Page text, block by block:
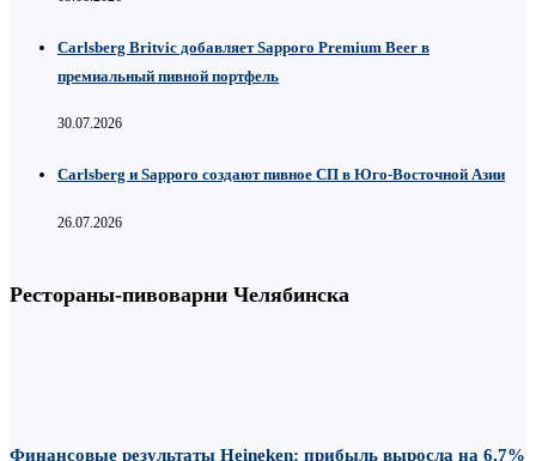
Carlsberg Britvic добавляет Sapporo Premium Beer в
премиальный пивной портфель
30.07.2026
Carlsberg и Sapporo создают пивное СП в Юго-Восточной Азии
26.07.2026
Рестораны-пивоварни Челябинска
Финансовые результаты Heineken: прибыль выросла на 6,7%